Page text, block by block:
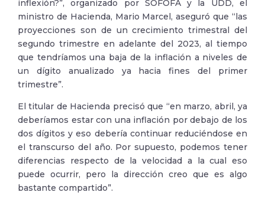
inflexión?”, organizado por SOFOFA y la UDD, el
ministro de Hacienda, Mario Marcel, aseguró que “las
proyecciones son de un crecimiento trimestral del
segundo trimestre en adelante del 2023, al tiempo
que tendríamos una baja de la inflación a niveles de
un dígito anualizado ya hacia fines del primer
trimestre”.
El titular de Hacienda precisó que “en marzo, abril, ya
deberíamos estar con una inflación por debajo de los
dos dígitos y eso debería continuar reduciéndose en
el transcurso del año. Por supuesto, podemos tener
diferencias respecto de la velocidad a la cual eso
puede ocurrir, pero la dirección creo que es algo
bastante compartido”.